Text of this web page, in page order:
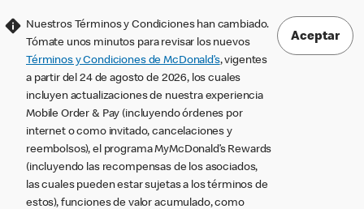
Nuestros Términos y Condiciones han cambiado.
Tómate unos minutos para revisar los nuevos
Términos y Condiciones de McDonald’s, vigentes
a partir del 24 de agosto de 2026, los cuales
incluyen actualizaciones de nuestra experiencia
Mobile Order & Pay (incluyendo órdenes por
internet o como invitado, cancelaciones y
reembolsos), el programa MyMcDonald’s Rewards
(incluyendo las recompensas de los asociados,
las cuales pueden estar sujetas a los términos de
estos), funciones de valor acumulado, como
Aceptar